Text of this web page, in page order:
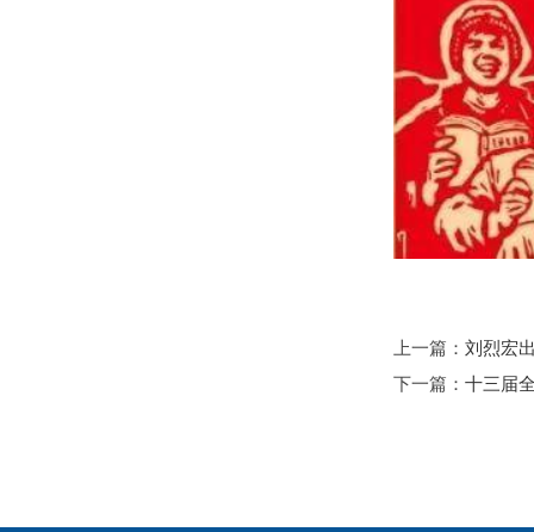
上一篇： 刘烈宏
下一篇： 十三届